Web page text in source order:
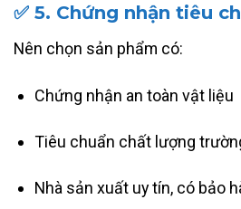
✅ 5. Chứng nhận tiêu
Nên chọn sản phẩm có:
Chứng nhận an toàn vật liệu
Tiêu chuẩn chất lượng
Nhà sản xuất uy tín, có bảo